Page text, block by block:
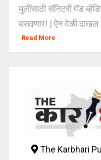
मुलींसाठी सॅनिटरी पॅड
बसवणार! | ऐन वेळी दाखल
Read More
The Karbhari